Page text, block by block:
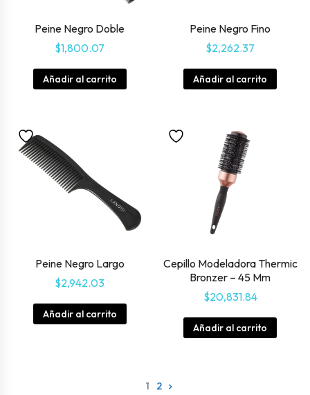
Peine Negro Doble
$1,800.07
Añadir al carrito
Peine Negro Fino
$2,262.37
Añadir al carrito
Peine Negro Largo
$2,942.03
Añadir al carrito
Cepillo Modeladora Thermic
Bronzer – 45 Mm
$20,831.84
Añadir al carrito
1 2